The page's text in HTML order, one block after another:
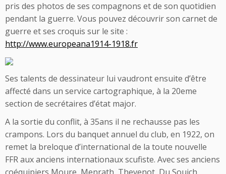
pris des photos de ses compagnons et de son quotidien
pendant la guerre. Vous pouvez découvrir son carnet de
guerre et ses croquis sur le site :
http://www.europeana1914-1918.fr
Ses talents de dessinateur lui vaudront ensuite d’être
affecté dans un service cartographique, à la 20eme
section de secrétaires d’état major.
A la sortie du conflit, à 35ans il ne rechausse pas les
crampons. Lors du banquet annuel du club, en 1922, on
remet la breloque d’international de la toute nouvelle
FFR aux anciens internationaux scufiste. Avec ses anciens